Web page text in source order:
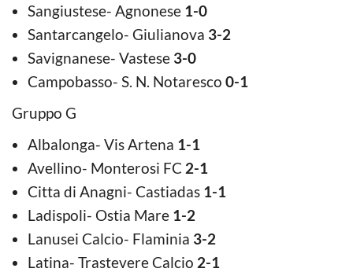
Sangiustese- Agnonese 1-0
Santarcangelo- Giulianova 3-2
Savignanese- Vastese 3-0
Campobasso- S. N. Notaresco 0-1
Gruppo G
Albalonga- Vis Artena 1-1
Avellino- Monterosi FC 2-1
Citta di Anagni- Castiadas 1-1
Ladispoli- Ostia Mare 1-2
Lanusei Calcio- Flaminia 3-2
Latina- Trastevere Calcio 2-1